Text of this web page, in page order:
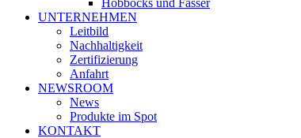
Hobbocks und Fässer
UNTERNEHMEN
Leitbild
Nachhaltigkeit
Zertifizierung
Anfahrt
NEWSROOM
News
Produkte im Spot
KONTAKT